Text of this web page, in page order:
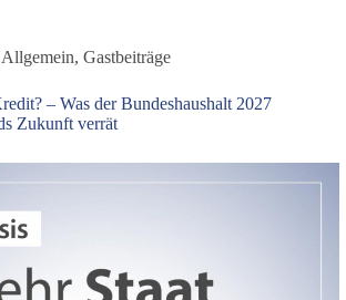
Allgemein, Gastbeiträge
– Was der Bundeshaushalt 2027
Zukunft verrät